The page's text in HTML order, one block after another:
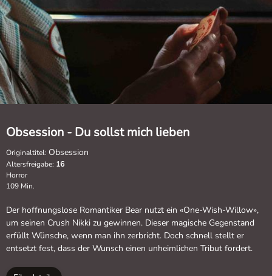
Obsession - Du sollst mich lieben
Originaltitel: Obsession
Altersfreigabe: 16
Horror
109 Min.
Der hoffnungslose Romantiker Bear nutzt ein «One-Wish-Willow»,
um seinen Crush Nikki zu gewinnen. Dieser magische Gegenstand
erfüllt Wünsche, wenn man ihn zerbricht. Doch schnell stellt er
entsetzt fest, dass der Wunsch einen unheimlichen Tribut fordert.